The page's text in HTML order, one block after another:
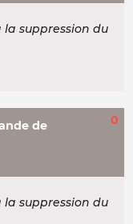
la suppression du
de
0
la suppression du